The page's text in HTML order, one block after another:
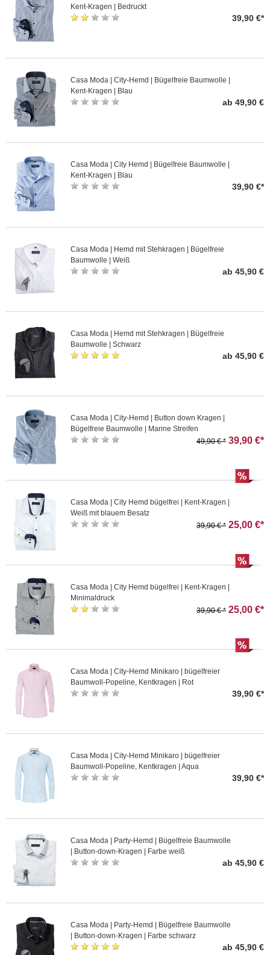
Kent-Kragen | Bedruckt
39,90 €*
Casa Moda | City-Hemd | Bügelfreie Baumwolle |
Kent-Kragen | Blau
ab 49,90 €
Casa Moda | City Hemd | Bügelfreie Baumwolle |
Kent-Kragen | Blau
39,90 €*
Casa Moda | Hemd mit Stehkragen | Bügelfreie
Baumwolle | Weiß
ab 45,90 €
Casa Moda | Hemd mit Stehkragen | Bügelfreie
Baumwolle | Schwarz
ab 45,90 €
Casa Moda | City-Hemd | Button down Kragen |
Bügelfreie Baumwolle | Marine Streifen
49,90 € * 39,90 €*
Casa Moda | City Hemd bügelfrei | Kent-Kragen |
Weiß mit blauem Besatz
39,90 € * 25,00 €*
Casa Moda | City Hemd bügelfrei | Kent-Kragen |
Minimaldruck
39,90 € * 25,00 €*
Casa Moda | City-Hemd Minikaro | bügelfreier
Baumwoll-Popeline, Kentkragen | Rot
39,90 €*
Casa Moda | City-Hemd Minikaro | bügelfreier
Baumwoll-Popeline, Kentkragen | Aqua
39,90 €*
Casa Moda | Party-Hemd | Bügelfreie Baumwolle
| Button-down-Kragen | Farbe weiß
ab 45,90 €
Casa Moda | Party-Hemd | Bügelfreie Baumwolle
| Button-down-Kragen | Farbe schwarz
ab 45,90 €